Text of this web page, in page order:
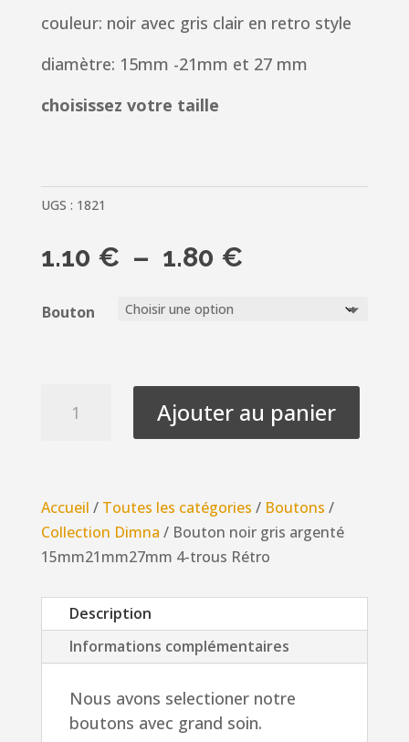
couleur: noir avec gris clair en retro style
diamètre: 15mm -21mm et 27 mm
choisissez votre taille
UGS : 1821
1.10 € – 1.80 €Plage
1.80 €
Bouton
argenté
15mm21mm27mm
4-
trous
Rétro
Ajouter au panier
Accueil / Toutes les catégories / Boutons /
Collection Dimna / Bouton noir gris argenté
15mm21mm27mm 4-trous Rétro
Description
Informations complémentaires
Nous avons selectioner notre
boutons avec grand soin.